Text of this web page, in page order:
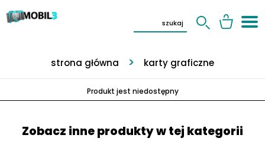
strona główna karty graficzne
Produkt jest niedostępny
Zobacz inne produkty w tej kategorii